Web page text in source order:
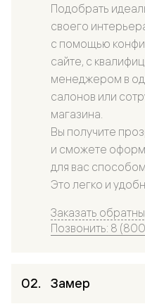
Подобрать
своего
с помощью
сайте, с
менеджером в
салонов или
магазина.
Вы получите
и сможете
для вас
Это легко и
Заказать
Позвонить: 8
Замер